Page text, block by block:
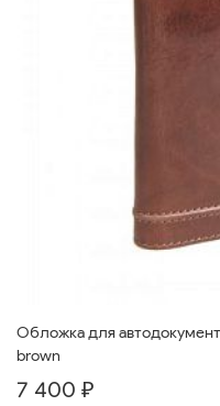
Обложка для
brown
7 400 ₽